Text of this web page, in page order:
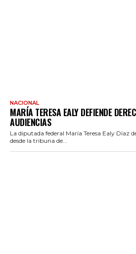
NACIONAL
MARÍA TERESA EALY DEFIENDE
AUDIENCIAS
La diputada federal María Teresa Ealy Díaz
desde la tribuna de...